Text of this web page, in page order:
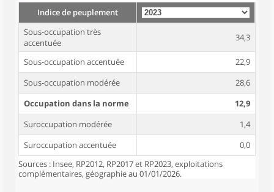
Indice de peuplement
Sous-occupation très
accentuée
34,3
Sous-occupation accentuée
22,9
Sous-occupation modérée
28,6
Occupation dans la norme
12,9
Suroccupation modérée
1,4
Suroccupation accentuée
0,0
Sources : Insee, RP2012, RP2017 et RP2023, exploitations
complémentaires, géographie au 01/01/2026.